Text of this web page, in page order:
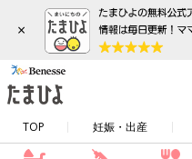
×
TOP 妊娠・出産